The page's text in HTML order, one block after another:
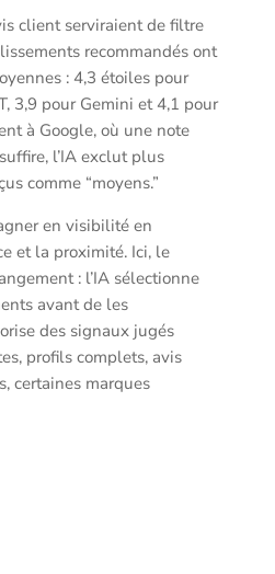
client serviraient de filtre
recommandés ont
: 4,3 étoiles pour
3,9 pour Gemini et 4,1 pour
à Google, où une note
l’IA exclut plus
comme “moyens.”
en visibilité en
et la proximité. Ici, le
: l’IA sélectionne
avant de les
des signaux jugés
profils complets, avis
certaines marques